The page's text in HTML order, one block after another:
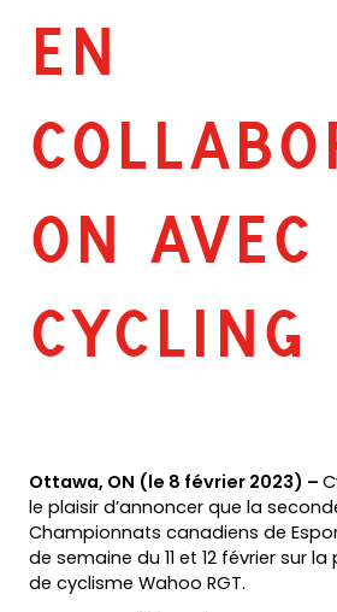
EN
ON
CYCLING
Ottawa, ON (le 8 février 2023) –
le plaisir d’annoncer que la
Championnats canadiens de
de semaine du 11 et 12 février sur
de cyclisme Wahoo RGT.